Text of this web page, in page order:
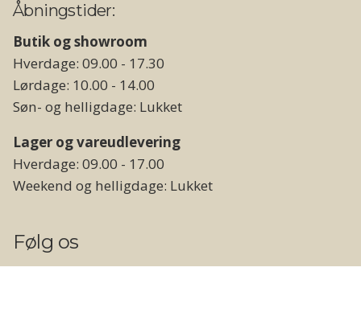
Åbningstider:
Butik og showroom
Hverdage: 09.00 - 17.30
Lørdage: 10.00 - 14.00
Søn- og helligdage: Lukket
Lager og vareudlevering
Hverdage: 09.00 - 17.00
Weekend og helligdage: Lukket
Følg os